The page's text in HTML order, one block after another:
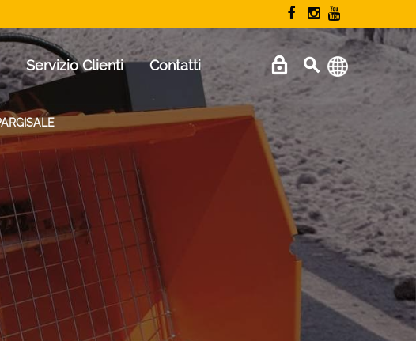
Servizio Clienti Contatti